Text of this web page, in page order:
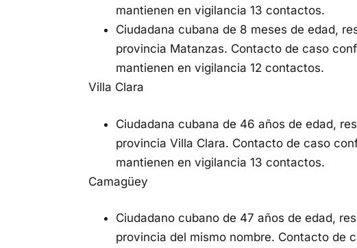
mantienen en vigilancia 13 contactos.
Ciudadana cubana de 8 meses de edad,
provincia Matanzas. Contacto de caso
mantienen en vigilancia 12 contactos.
Villa Clara
Ciudadana cubana de 46 años de edad,
provincia Villa Clara. Contacto de caso
mantienen en vigilancia 13 contactos.
Camagüey
Ciudadano cubano de 47 años de edad,
provincia del mismo nombre. Contacto de